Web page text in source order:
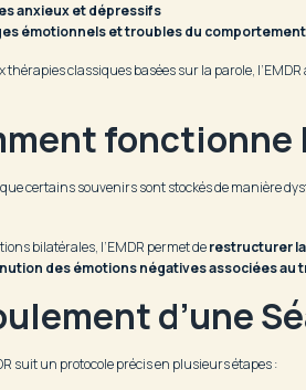
anxieux et dépressifs
émotionnels et troubles du comportement
classiques basées sur la parole,
fonctionne
que certains souvenirs sont stockés de manière
bilatérales, l’EMDR permet derestructurer
des émotions négatives associées au
d’une
suit un protocole précis en plusieurs étapes :